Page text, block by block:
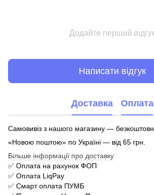
Додайте перший
Написати відгук
Доставка Оплата
Самовивіз з нашого магазину —
«Новою поштою» по Україні — від 65 грн.
Більше інформації про доставку
✅ Оплата на рахунок ФОП
✅ Оплата LiqPay
✅ Смарт оплата ПУМБ